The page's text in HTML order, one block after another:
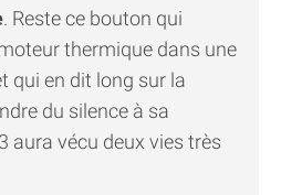
. Reste ce bouton qui
thermique dans une
qui en dit long sur la
du silence à sa
aura vécu deux vies très